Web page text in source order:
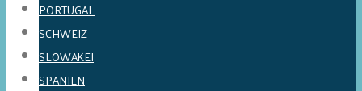
PORTUGAL
SCHWEIZ
SLOWAKEI
SPANIEN